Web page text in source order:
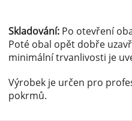
Skladování: Po otevření
Poté obal opět dobře
minimální trvanlivosti je
Výrobek je určen pro
pokrmů.